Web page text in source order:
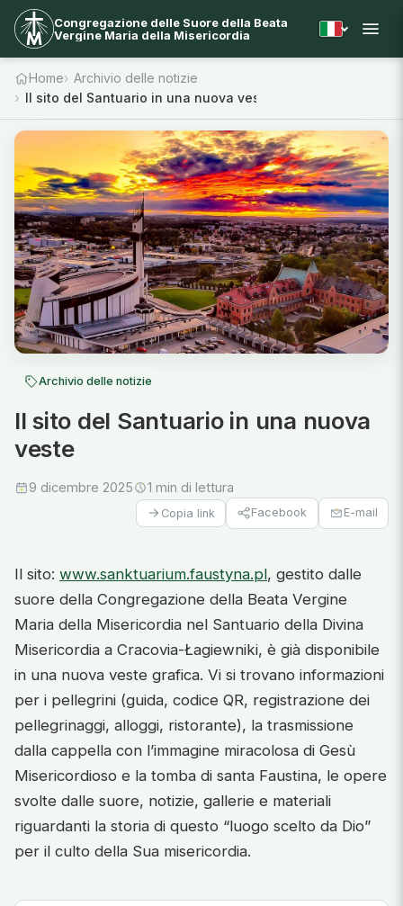
Congregazione delle Suore della Beata
Vergine Maria della Misericordia
Home
Archivio delle notizie
Il sito del Santuario in una nuova veste
Archivio delle notizie
Il sito del Santuario in una nuova
veste
9 dicembre 2025 1 min di lettura
Copia link Facebook E-mail
Il sito: www.sanktuarium.faustyna.pl, gestito dalle
suore della Congregazione della Beata Vergine
Maria della Misericordia nel Santuario della Divina
Misericordia a Cracovia-Łagiewniki, è già disponibile
in una nuova veste grafica. Vi si trovano informazioni
per i pellegrini (guida, codice QR, registrazione dei
pellegrinaggi, alloggi, ristorante), la trasmissione
dalla cappella con l’immagine miracolosa di Gesù
Misericordioso e la tomba di santa Faustina, le opere
svolte dalle suore, notizie, gallerie e materiali
riguardanti la storia di questo “luogo scelto da Dio”
per il culto della Sua misericordia.